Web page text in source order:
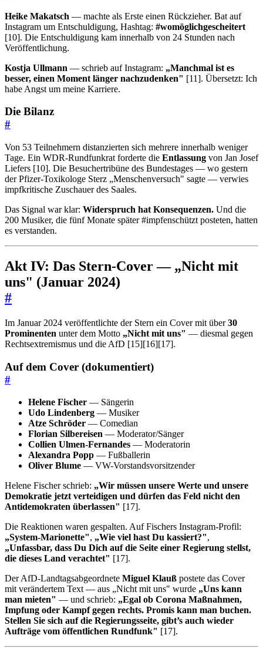
Heike Makatsch — machte als Erste einen Rückzieher. Bat auf
Instagram um Entschuldigung, Hashtag: #womöglichgescheitert
[10]. Die Entschuldigung kam innerhalb von 24 Stunden nach
Veröffentlichung.
Kostja Ullmann — schrieb auf Instagram: „Manchmal ist es
besser, einen Moment länger nachzudenken" [11]. Übersetzt: Ich
habe Angst um meine Karriere.
Die Bilanz
#
Von 53 Teilnehmern distanzierten sich mehrere innerhalb weniger
Tage. Ein WDR-Rundfunkrat forderte die Entlassung von Jan Josef
Liefers [10]. Die Besuchertribüne des Bundestages — wo gestern
der Pfizer-Toxikologe Sterz „Menschenversuch" sagte — verwies
impfkritische Zuschauer des Saales.
Das Signal war klar: Widerspruch hat Konsequenzen. Und die
200 Musiker, die fünf Monate später #impfenschützt posteten, hatten
es verstanden.
Akt IV: Das Stern-Cover — „Nicht mit
uns" (Januar 2024)
#
Im Januar 2024 veröffentlichte der Stern ein Cover mit über30
Prominenten unter dem Motto „Nicht mit uns" — diesmal gegen
Rechtsextremismus und die AfD [15][16][17].
Auf dem Cover (dokumentiert)
#
Helene Fischer — Sängerin
Udo Lindenberg — Musiker
Atze Schröder — Comedian
Florian Silbereisen — Moderator/Sänger
Collien Ulmen-Fernandes — Moderatorin
Alexandra Popp — Fußballerin
Oliver Blume — VW-Vorstandsvorsitzender
Helene Fischer schrieb: „Wir müssen unsere Werte und unsere
Demokratie jetzt verteidigen und dürfen das Feld nicht den
Antidemokraten überlassen" [17].
Die Reaktionen waren gespalten. Auf Fischers Instagram-Profil:
„System-Marionette", „Wie viel hast Du kassiert?",
„Unfassbar, dass Du Dich auf die Seite einer Regierung stellst,
die dieses Land verachtet" [17].
Der AfD-Landtagsabgeordnete Miguel Klauß postete das Cover
mit verändertem Text — aus „Nicht mit uns" wurde „Uns kann
man mieten" — und schrieb: „Egal ob Corona Maßnahmen,
Impfung oder Kampf gegen rechts. Promis kann man buchen.
Stellen Sie sich auf die Regierungsseite, gibt’s auch wieder
Aufträge vom öffentlichen Rundfunk" [17].